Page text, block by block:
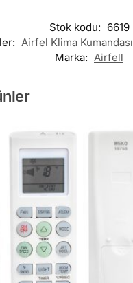
Stok kodu: 6619
Airfel Klima Kumandası
Marka: Airfell